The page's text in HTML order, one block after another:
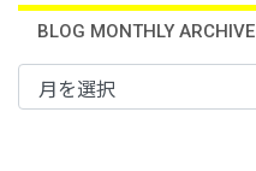
BLOG MONTHLY ARCHIVE